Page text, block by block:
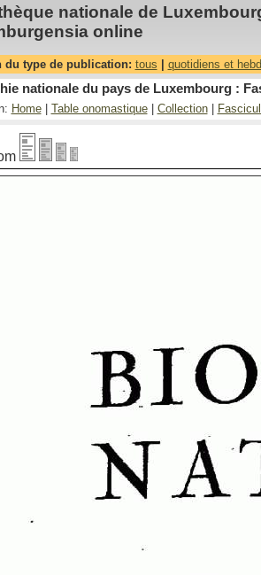
nationale de
online
du type de publication: tous quotidiens et
nationale du pays de Luxembourg :
Home| Table onomastique| Collection|